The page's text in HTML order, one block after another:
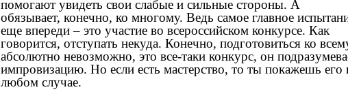
помогают увидеть свои слабые и сильные стороны. А
обязывает, конечно, ко многому. Ведь самое главное
еще впереди – это участие во всероссийском конкурсе. Как
говорится, отступать некуда. Конечно, подготовиться ко
абсолютно невозможно, это все-таки конкурс, он
импровизацию. Но если есть мастерство, то ты покажешь его
любом случае.